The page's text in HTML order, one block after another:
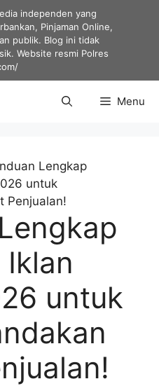
independen yang
Pinjaman Online,
publik. Blog ini tidak
Website resmi Polres
Menu
Lengkap
untuk
Penjualan!
untuk